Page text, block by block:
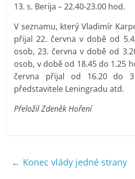
13. s. Berija – 22.40-23.00 hod.
V seznamu, který Vladimír
přijal 22. června v době od
osob, 23. června v době od
osob, v době od 18.45 do 1.25
června přijal od 16.20 do
představitele Leningradu atd.
Přeložil Zdeněk Hoření
← Konec vlády jedné strany